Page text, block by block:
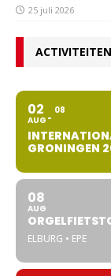
25 juli 2026
ACTIVITEITEN
02
AUG
08
GRONINGEN
08
AUG
ELBURG • EPE